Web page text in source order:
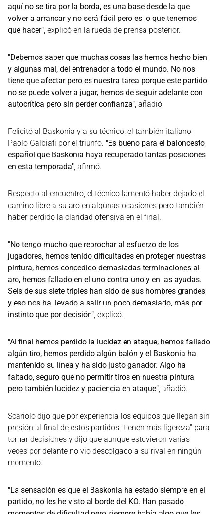
aquí no se tira por la borda, es una base desde la que
volver a arrancar y no será fácil pero es lo que tenemos
que hacer" , explicó en la rueda de prensa posterior.
"Debemos saber que muchas cosas las hemos hecho bien
y algunas mal, del entrenador a todo el mundo. No nos
tiene que afectar pero es nuestra tarea porque este partido
no se puede volver a jugar, hemos de seguir adelante con
autocrítica pero sin perder confianza" , añadió.
Felicitó al Baskonia y a su técnico, el también italiano
Paolo Galbiati por el triunfo. "Es bueno para el baloncesto
español que Baskonia haya recuperado tantas posiciones
en esta temporada" , afirmó.
Respecto al encuentro, el técnico lamentó haber dejado el
camino libre a su aro en algunas ocasiones pero también
haber perdido la claridad ofensiva en el final.
"No tengo mucho que reprochar al esfuerzo de los
jugadores, hemos tenido dificultades en proteger nuestras
pintura, hemos concedido demasiadas terminaciones al
aro, hemos fallado en el uno contra uno y en las ayudas.
Seis de sus siete triples han sido de sus hombres grandes
y eso nos ha llevado a salir un poco demasiado, más por
instinto que por decisión" , explicó.
"Al final hemos perdido la lucidez en ataque, hemos fallado
algún tiro, hemos perdido algún balón y el Baskonia ha
mantenido su línea y ha sido justo ganador. Algo ha
faltado, seguro que no permitir tiros en nuestra pintura
pero también lucidez y paciencia en ataque" , añadió.
Scariolo dijo que por experiencia los equipos que llegan sin
presión al final de estos partidos "tienen más ligereza" para
tomar decisiones y dijo que aunque estuvieron varias
veces por delante no vio descolgado a su rival en ningún
momento.
"La sensación es que el Baskonia ha estado siempre en el
partido, no les he visto al borde del KO. Han pasado